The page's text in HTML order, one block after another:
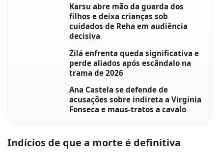
Karsu abre mão da guarda dos
filhos e deixa crianças sob
cuidados de Reha em audiência
decisiva
Zilá enfrenta queda significativa e
perde aliados após escândalo na
trama de 2026
Ana Castela se defende de
acusações sobre indireta a Virginia
Fonseca e maus-tratos a cavalo
Indícios de que a morte é definitiva